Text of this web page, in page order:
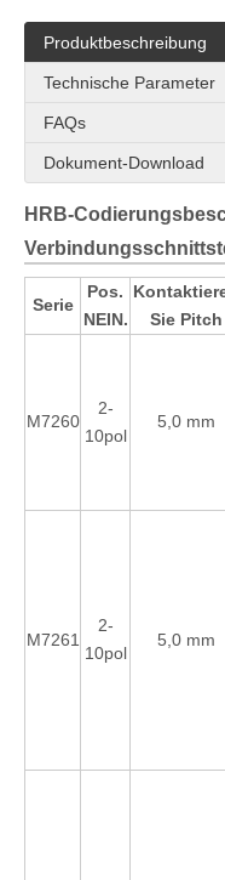
Produktbeschreibung
Technische Parameter
FAQs
Dokument-Download
HRB-
Serie
Pos.
NEIN.
Sie Pitch
M7260
2-
10pol
5,0 mm
M7261
2-
10pol
5,0 mm